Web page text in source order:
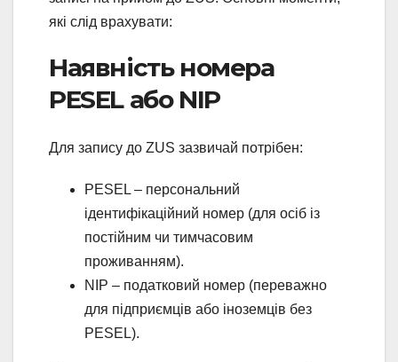
які слід врахувати:
Наявність номера
PESEL або NIP
Для запису до ZUS зазвичай потрібен:
PESEL – персональний
ідентифікаційний номер (для осіб із
постійним чи тимчасовим
проживанням).
NIP – податковий номер (переважно
для підприємців або іноземців без
PESEL).